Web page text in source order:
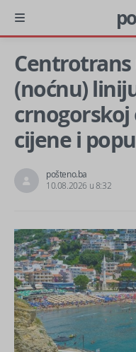
(noćnu)
crnogorskoj
cijene i
pošteno.ba
10.08.2026 u 8:32